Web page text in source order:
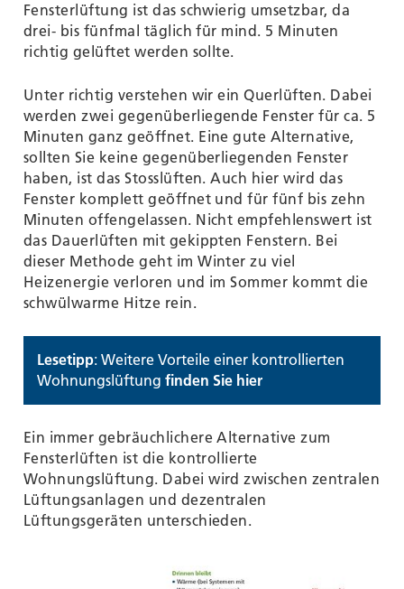
Fensterlüftung ist das schwierig umsetzbar, da
drei- bis fünfmal täglich für mind. 5 Minuten
richtig gelüftet werden sollte.
Unter richtig verstehen wir ein Querlüften. Dabei
werden zwei gegenüberliegende Fenster für ca. 5
Minuten ganz geöffnet. Eine gute Alternative,
sollten Sie keine gegenüberliegenden Fenster
haben, ist das Stosslüften. Auch hier wird das
Fenster komplett geöffnet und für fünf bis zehn
Minuten offengelassen. Nicht empfehlenswert ist
das Dauerlüften mit gekippten Fenstern. Bei
dieser Methode geht im Winter zu viel
Heizenergie verloren und im Sommer kommt die
schwülwarme Hitze rein.
Lesetipp: Weitere Vorteile einer kontrollierten
Wohnungslüftung finden Sie hier
Ein immer gebräuchlichere Alternative zum
Fensterlüften ist die kontrollierte
Wohnungslüftung. Dabei wird zwischen zentralen
Lüftungsanlagen und dezentralen
Lüftungsgeräten unterschieden.